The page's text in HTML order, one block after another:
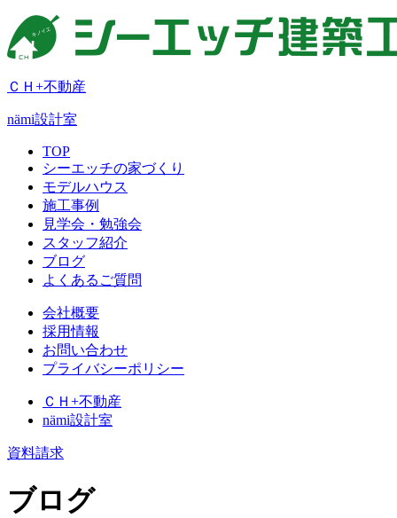
ＣＨ+不動産
nämi設計室
TOP
シーエッチの家づくり
モデルハウス
施工事例
見学会・勉強会
スタッフ紹介
ブログ
よくあるご質問
会社概要
採用情報
お問い合わせ
プライバシーポリシー
ＣＨ+不動産
nämi設計室
資料請求
ブログ